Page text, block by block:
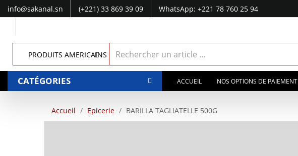
info@sakanal.sn (+221) 33 869 39 09
WhatsApp: +221 78 760 25 94
PRODUITS AMERICAINS
CATÉGORIES ACCUEIL NOS OPTIONS DE PAIEMENT
Accueil Epicerie BARILLA TAGLIATELLE 500G